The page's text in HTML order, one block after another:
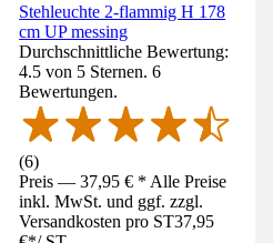
Stehleuchte 2-flammig H 178
cm UP messing
Durchschnittliche Bewertung:
4.5 von 5 Sternen. 6
Bewertungen.
(6)
Preis — 37,95 € * Alle Preise
inkl. MwSt. und ggf. zzgl.
Versandkosten pro ST37,95